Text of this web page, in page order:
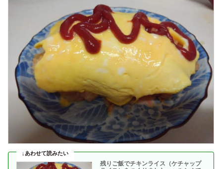
残りご飯でチキンライス（ケチャップ